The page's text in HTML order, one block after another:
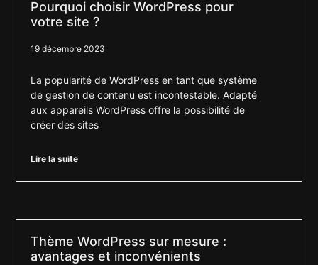
Pourquoi choisir WordPress pour
votre site ?
19 décembre 2023
La popularité de WordPress en tant que système
de gestion de contenu est incontestable. Adapté
aux appareils WordPress offre la possibilité de
créer des sites
Lire la suite
Thème WordPress sur mesure :
avantages et inconvénients